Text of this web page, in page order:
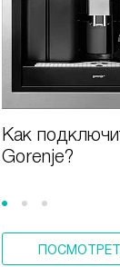
Как
Gorenje?